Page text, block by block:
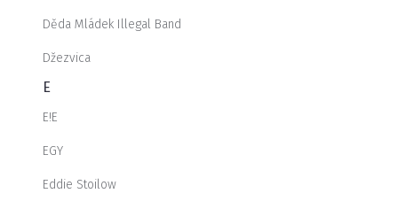
Děda Mládek Illegal Band
Džezvica
E
E!E
EGY
Eddie Stoilow